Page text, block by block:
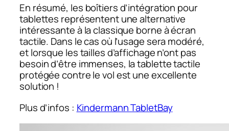
En résumé, les boîtiers d’intégration pour
tablettes représentent une alternative
intéressante à la classique borne à écran
tactile. Dans le cas où l’usage sera modéré,
et lorsque les tailles d’affichage n’ont pas
besoin d’être immenses, la tablette tactile
protégée contre le vol est une excellente
solution !
Plus d’infos : Kindermann TabletBay